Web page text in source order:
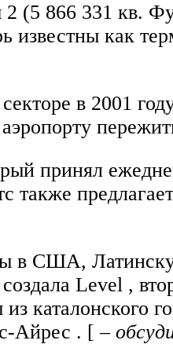
(5 866 331 кв.
известны как
в 2001
принял
в США,
Level ,
каталонского
Айрес . [–